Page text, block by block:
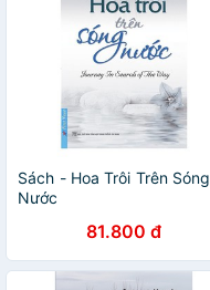
Sách - Hoa Trôi Trên Sóng
Nước
81.800 đ